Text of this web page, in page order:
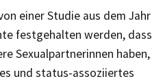
einer Studie aus dem Jahr
festgehalten werden, dass
Sexualpartnerinnen haben,
und status-assoziiertes